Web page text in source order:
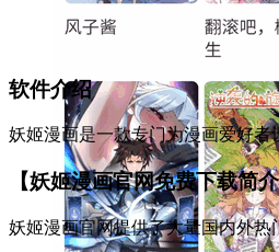
软件介绍
妖姬漫画是一款专门为漫画爱好者
【妖姬漫画官网免费下载简
妖姬漫画官网提供了大量国内外热